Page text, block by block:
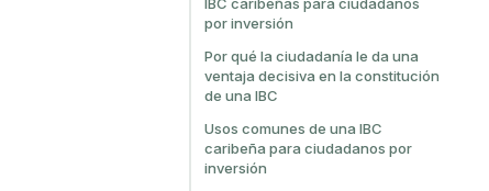
por inversión
Por qué la ciudadanía le da una
ventaja decisiva en la constitución
de una IBC
Usos comunes de una IBC
caribeña para ciudadanos por
inversión